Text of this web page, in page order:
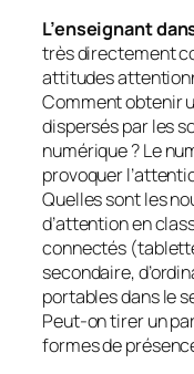
L’enseignant
très directement
attitudes
Comment obtenir
dispersés par les
numérique ? Le
provoquer
Quelles sont les
d’attention en
connectés
secondaire,
portables dans le
Peut-on tirer un
formes de